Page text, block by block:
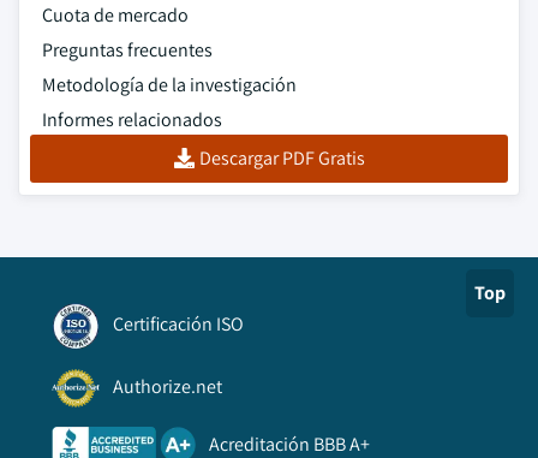
Cuota de mercado
Preguntas frecuentes
Metodología de la investigación
Informes relacionados
Descargar PDF Gratis
Top
Certificación ISO
Authorize.net
Acreditación BBB A+